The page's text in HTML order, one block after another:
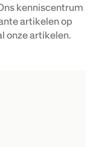
kenniscentrum
artikelen op
onze artikelen.